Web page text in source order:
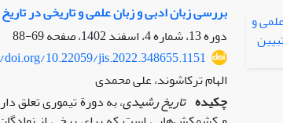
بررسی زبان ادبی و زبان علمی و تاریخی در
دوره 13، شماره 4، اسفند 1402، صفحه
69-88
10.22059/jis.2022.348655.1151
الهام ترکاشوند، علی محمدی
چکیده تاریخ رشیدی، به دورة تیموری تعلق